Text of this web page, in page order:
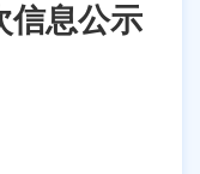
信息公示